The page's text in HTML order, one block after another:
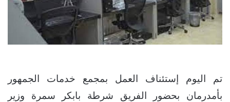
تم اليوم إستئناف العمل بمجمع خدمات الجمهور
بأمدرمان بحضور الفريق شرطة بابكر سمرة وزير